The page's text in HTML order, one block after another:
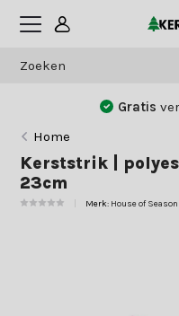
Gratis
Home
Kerststrik |
23cm
Merk: House of